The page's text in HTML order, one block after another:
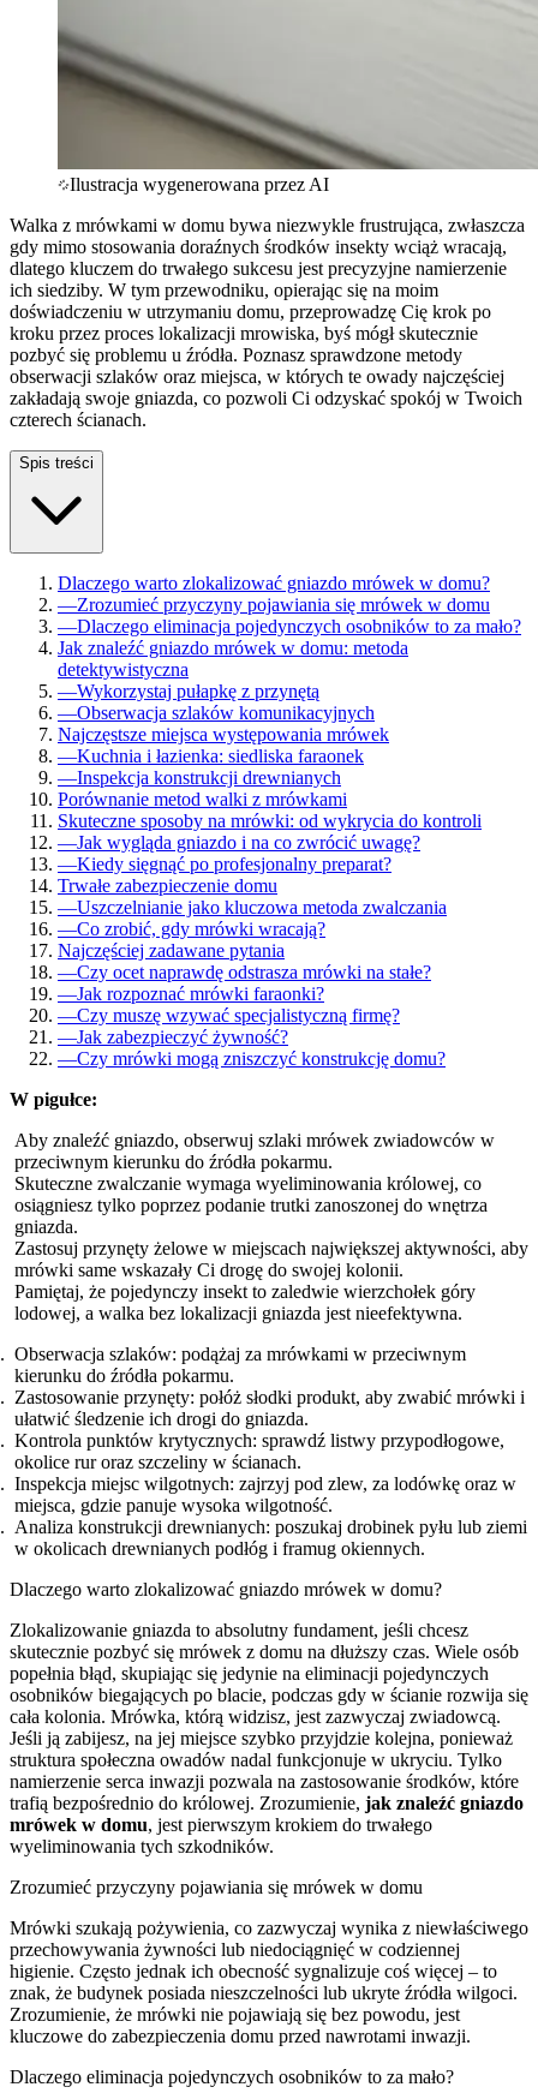
Ilustracja wygenerowana przez AI
Walka z mrówkami w domu bywa niezwykle frustrująca, zwłaszcza
gdy mimo stosowania doraźnych środków insekty wciąż wracają,
dlatego kluczem do trwałego sukcesu jest precyzyjne namierzenie
ich siedziby. W tym przewodniku, opierając się na moim
doświadczeniu w utrzymaniu domu, przeprowadzę Cię krok po
kroku przez proces lokalizacji mrowiska, byś mógł skutecznie
pozbyć się problemu u źródła. Poznasz sprawdzone metody
obserwacji szlaków oraz miejsca, w których te owady najczęściej
zakładają swoje gniazda, co pozwoli Ci odzyskać spokój w Twoich
czterech ścianach.
Spis treści
Dlaczego warto zlokalizować gniazdo mrówek w domu?
—Zrozumieć przyczyny pojawiania się mrówek w domu
—Dlaczego eliminacja pojedynczych osobników to za mało?
Jak znaleźć gniazdo mrówek w domu: metoda
detektywistyczna
—Wykorzystaj pułapkę z przynętą
—Obserwacja szlaków komunikacyjnych
Najczęstsze miejsca występowania mrówek
—Kuchnia i łazienka: siedliska faraonek
—Inspekcja konstrukcji drewnianych
Porównanie metod walki z mrówkami
Skuteczne sposoby na mrówki: od wykrycia do kontroli
—Jak wygląda gniazdo i na co zwrócić uwagę?
—Kiedy sięgnąć po profesjonalny preparat?
Trwałe zabezpieczenie domu
—Uszczelnianie jako kluczowa metoda zwalczania
—Co zrobić, gdy mrówki wracają?
Najczęściej zadawane pytania
—Czy ocet naprawdę odstrasza mrówki na stałe?
—Jak rozpoznać mrówki faraonki?
—Czy muszę wzywać specjalistyczną firmę?
—Jak zabezpieczyć żywność?
—Czy mrówki mogą zniszczyć konstrukcję domu?
W pigułce:
Aby znaleźć gniazdo, obserwuj szlaki mrówek zwiadowców w
przeciwnym kierunku do źródła pokarmu.
Skuteczne zwalczanie wymaga wyeliminowania królowej, co
osiągniesz tylko poprzez podanie trutki zanoszonej do wnętrza
gniazda.
Zastosuj przynęty żelowe w miejscach największej aktywności, aby
mrówki same wskazały Ci drogę do swojej kolonii.
Pamiętaj, że pojedynczy insekt to zaledwie wierzchołek góry
lodowej, a walka bez lokalizacji gniazda jest nieefektywna.
Obserwacja szlaków: podążaj za mrówkami w przeciwnym
kierunku do źródła pokarmu.
Zastosowanie przynęty: połóż słodki produkt, aby zwabić mrówki i
ułatwić śledzenie ich drogi do gniazda.
Kontrola punktów krytycznych: sprawdź listwy przypodłogowe,
okolice rur oraz szczeliny w ścianach.
Inspekcja miejsc wilgotnych: zajrzyj pod zlew, za lodówkę oraz w
miejsca, gdzie panuje wysoka wilgotność.
Analiza konstrukcji drewnianych: poszukaj drobinek pyłu lub ziemi
w okolicach drewnianych podłóg i framug okiennych.
Dlaczego warto zlokalizować gniazdo mrówek w domu?
Zlokalizowanie gniazda to absolutny fundament, jeśli chcesz
skutecznie pozbyć się mrówek z domu na dłuższy czas. Wiele osób
popełnia błąd, skupiając się jedynie na eliminacji pojedynczych
osobników biegających po blacie, podczas gdy w ścianie rozwija się
cała kolonia. Mrówka, którą widzisz, jest zazwyczaj zwiadowcą.
Jeśli ją zabijesz, na jej miejsce szybko przyjdzie kolejna, ponieważ
struktura społeczna owadów nadal funkcjonuje w ukryciu. Tylko
namierzenie serca inwazji pozwala na zastosowanie środków, które
trafią bezpośrednio do królowej. Zrozumienie, jak znaleźć gniazdo
mrówek w domu, jest pierwszym krokiem do trwałego
wyeliminowania tych szkodników.
Zrozumieć przyczyny pojawiania się mrówek w domu
Mrówki szukają pożywienia, co zazwyczaj wynika z niewłaściwego
przechowywania żywności lub niedociągnięć w codziennej
higienie. Często jednak ich obecność sygnalizuje coś więcej – to
znak, że budynek posiada nieszczelności lub ukryte źródła wilgoci.
Zrozumienie, że mrówki nie pojawiają się bez powodu, jest
kluczowe do zabezpieczenia domu przed nawrotami inwazji.
Dlaczego eliminacja pojedynczych osobników to za mało?